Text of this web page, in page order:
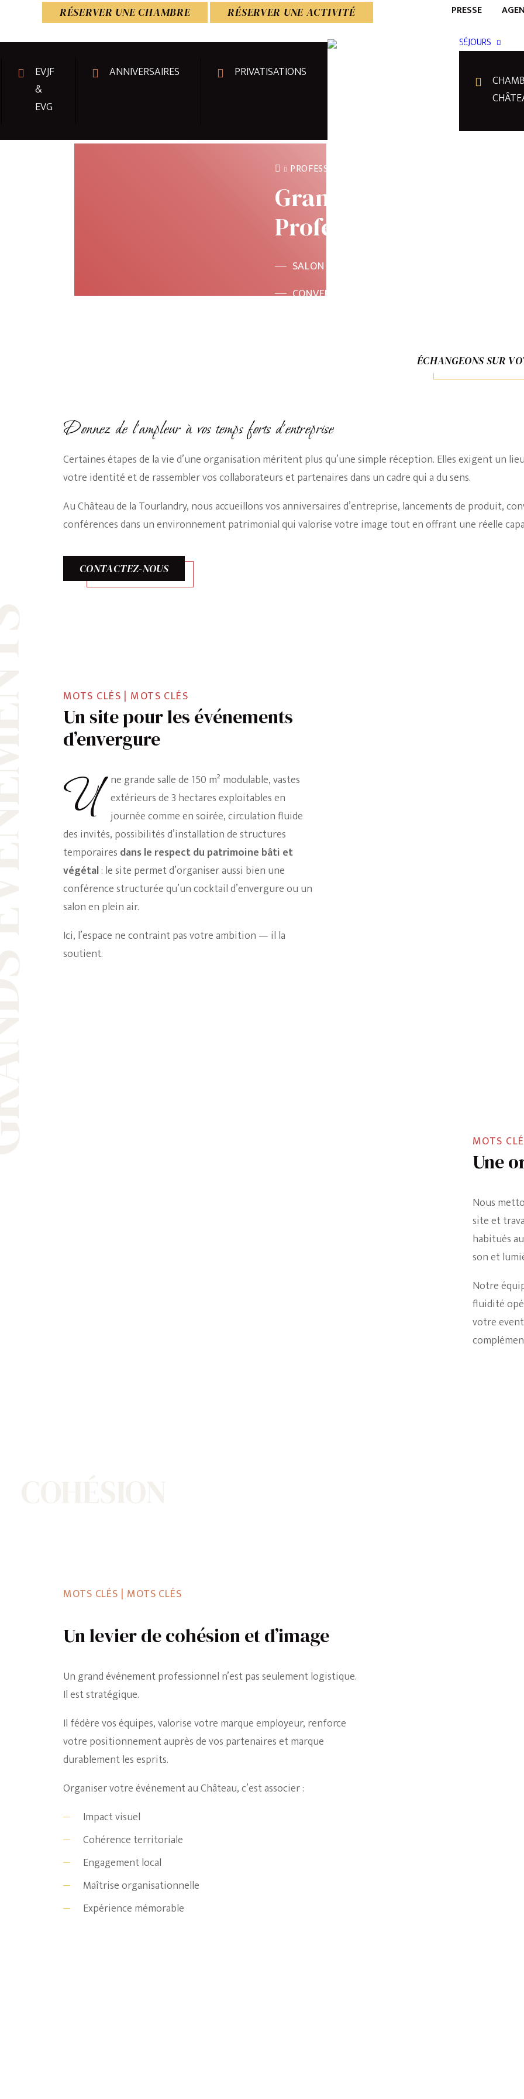
RÉSERVER UNE CHAMBRE RÉSERVER UNE ACTIVITÉ PRESSE
EVJF
&
EVG
ANNIVERSAIRES PRIVATISATIONS
SÉJOURS
PROFESSIONNELS
Grands Evénements
Professionnels
SALON & PARC EXPOSITION
CONVENTION &
ÉCHANGEONS SUR
Donnez de l’ampleur à vos temps forts d’entreprise
Certaines étapes de la vie d’une organisation méritent plus qu’une simple réception. Elles exigent un
votre identité et de rassembler vos collaborateurs et partenaires dans un cadre qui a du sens.
Au Château de la Tourlandry, nous accueillons vos anniversaires d’entreprise, lancements de produit,
conférences dans un environnement patrimonial qui valorise votre image tout en offrant une réelle
CONTACTEZ-NOUS
Un site pour les événements
d’envergure
MOTS CLÉS | MOTS CLÉS
Une grande salle de 150 m² modulable, vastes
extérieurs de 3 hectares exploitables en
journée comme en soirée, circulation fluide
des invités, possibilités d’installation de structures
temporaires dans le respect du patrimoine bâti et
végétal: le site permet d’organiser aussi bien une
conférence structurée qu’un cocktail d’envergure ou un
salon en plein air.
Ici, l’espace ne contraint pas votre ambition — il la
soutient.
Une
MOTS
Nous
site et
habitués
son et
Notre
fluidité
votre
MOTS CLÉS | MOTS CLÉS
Un levier de cohésion et d’image
Un grand événement professionnel n’est pas seulement logistique.
Il est stratégique.
Il fédère vos équipes, valorise votre marque employeur, renforce
votre positionnement auprès de vos partenaires et marque
durablement les esprits.
Organiser votre événement au Château, c’est associer :
Impact visuel
Cohérence territoriale
Engagement local
Maîtrise organisationnelle
Expérience mémorable